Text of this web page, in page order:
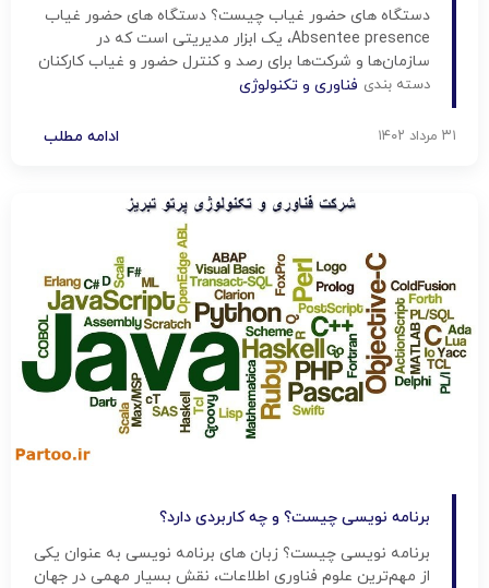
دستگاه های حضور غیاب چیست؟ دستگاه های حضور غیاب
Absentee presence، یک ابزار مدیریتی است که در
سازمان‌ها و شرکت‌ها برای رصد و کنترل حضور و غیاب کارکنان
استفاده می‌شود. این دستگاه‌ها به صورت الکترونیکی
تاخیرها و مرخصی‌ها را ثبت می‌کنند. استفاده از دستگاه حضور
دسته بندی فناوری و تکنولوژی
۳۱ مرداد ۱۴۰۲ ادامه مطلب
برنامه نویسی چیست؟ و چه کاربردی دارد؟
برنامه نویسی چیست؟ زبان های برنامه نویسی به عنوان یکی
از مهم‌ترین علوم فناوری اطلاعات، نقش بسیار مهمی در جهان